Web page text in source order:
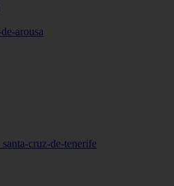
arousa
cruz-de-tenerife